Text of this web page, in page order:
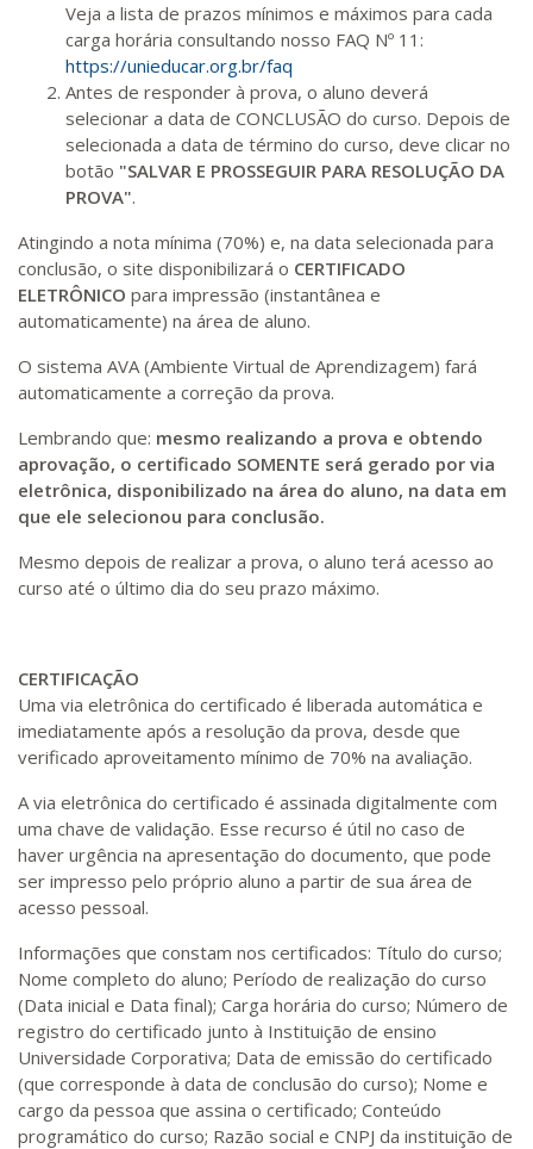
Veja a lista de prazos mínimos e máximos para cada
carga horária consultando nosso FAQ Nº 11:
https://unieducar.org.br/faq
Antes de responder à prova, o aluno deverá
selecionar a data de CONCLUSÃO do curso. Depois de
selecionada a data de término do curso, deve clicar no
botão "SALVAR E PROSSEGUIR PARA RESOLUÇÃO DA
PROVA".
Atingindo a nota mínima (70%) e, na data selecionada para
conclusão, o site disponibilizará o CERTIFICADO
ELETRÔNICO para impressão (instantânea e
automaticamente) na área de aluno.
O sistema AVA (Ambiente Virtual de Aprendizagem) fará
automaticamente a correção da prova.
Lembrando que: mesmo realizando a prova e obtendo
aprovação, o certificado SOMENTE será gerado por via
eletrônica, disponibilizado na área do aluno, na data em
que ele selecionou para conclusão.
Mesmo depois de realizar a prova, o aluno terá acesso ao
curso até o último dia do seu prazo máximo.
CERTIFICAÇÃO
Uma via eletrônica do certificado é liberada automática e
imediatamente após a resolução da prova, desde que
verificado aproveitamento mínimo de 70% na avaliação.
A via eletrônica do certificado é assinada digitalmente com
uma chave de validação. Esse recurso é útil no caso de
haver urgência na apresentação do documento, que pode
ser impresso pelo próprio aluno a partir de sua área de
acesso pessoal.
Informações que constam nos certificados: Título do curso;
Nome completo do aluno; Período de realização do curso
(Data inicial e Data final); Carga horária do curso; Número de
registro do certificado junto à Instituição de ensino
Universidade Corporativa; Data de emissão do certificado
(que corresponde à data de conclusão do curso); Nome e
cargo da pessoa que assina o certificado; Conteúdo
programático do curso; Razão social e CNPJ da instituição de